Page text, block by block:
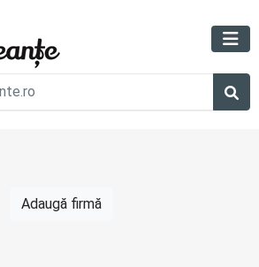
Adaugă firmă